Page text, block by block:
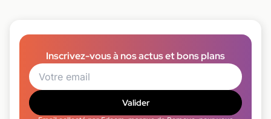
Inscrivez-vous à nos actus et bons plans
Valider